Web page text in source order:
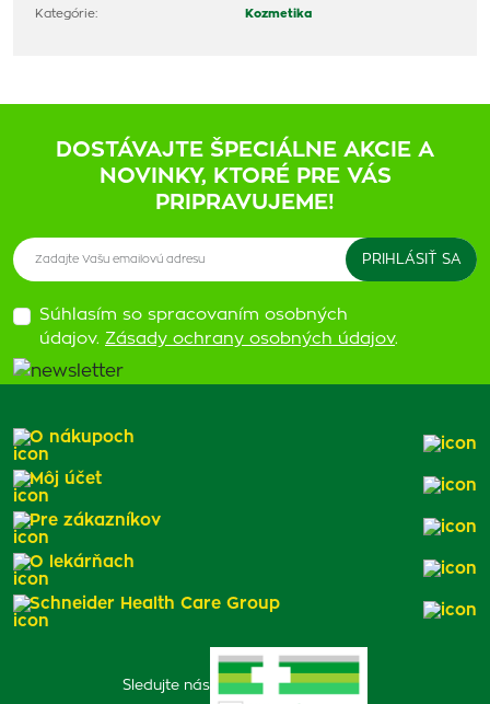
Kategórie: Kozmetika
DOSTÁVAJTE ŠPECIÁLNE AKCIE A
NOVINKY, KTORÉ PRE VÁS
PRIPRAVUJEME!
Súhlasím so spracovaním osobných
údajov. Zásady ochrany osobných údajov.
Sledujte nás
O nákupoch
Môj účet
Pre zákazníkov
O lekárňach
Schneider Health Care Group